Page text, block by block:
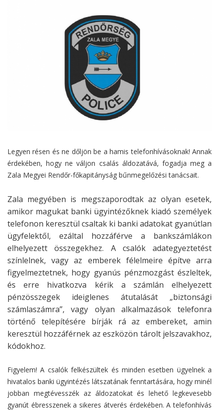
Legyen résen és ne dőljön be a hamis telefonhívásoknak! Annak
érdekében, hogy ne váljon csalás áldozatává, fogadja meg a
Zala Megyei Rendőr-főkapitányság bűnmegelőzési tanácsait.
Zala megyében is megszaporodtak az olyan esetek,
amikor magukat banki ügyintézőknek kiadó személyek
telefonon keresztül csaltak ki banki adatokat gyanútlan
ügyfelektől, ezáltal hozzáférve a bankszámlákon
elhelyezett összegekhez. A csalók adategyeztetést
színlelnek, vagy az emberek félelmeire építve arra
figyelmeztetnek, hogy gyanús pénzmozgást észleltek,
és erre hivatkozva kérik a számlán elhelyezett
pénzösszegek ideiglenes átutalását „biztonsági
számlaszámra”, vagy olyan alkalmazások telefonra
történő telepítésére bírják rá az embereket, amin
keresztül hozzáférnek az eszközön tárolt jelszavakhoz,
kódokhoz.
Figyelem! A csalók felkészültek és minden esetben ügyelnek a
hivatalos banki ügyintézés látszatának fenntartására, hogy minél
jobban megtévesszék az áldozatokat és lehető legkevesebb
gyanút ébresszenek a sikeres átverés érdekében. A telefonhívás